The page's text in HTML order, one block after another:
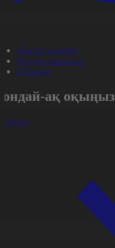
#Басты ақпарат
#Ресми оқиғалар
#Aqparat
ақ оқыңыз